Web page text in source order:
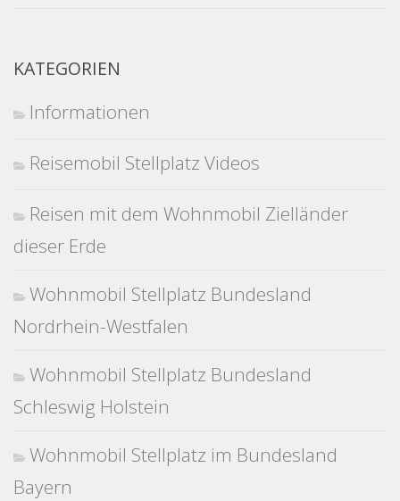
KATEGORIEN
Informationen
Reisemobil Stellplatz Videos
Reisen mit dem Wohnmobil Zielländer
dieser Erde
Wohnmobil Stellplatz Bundesland
Nordrhein-Westfalen
Wohnmobil Stellplatz Bundesland
Schleswig Holstein
Wohnmobil Stellplatz im Bundesland
Bayern